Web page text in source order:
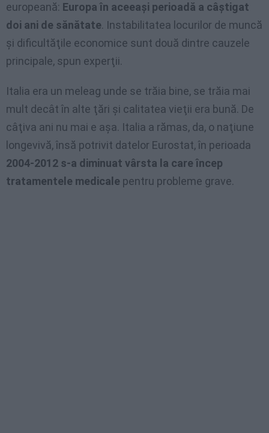
europeană: Europa în aceeaşi perioadă a câştigat
doi ani de sănătate. Instabilitatea locurilor de muncă
şi dificultăţile economice sunt două dintre cauzele
principale, spun experţii.
Italia era un meleag unde se trăia bine, se trăia mai
mult decât în alte ţări şi calitatea vieţii era bună. De
câţiva ani nu mai e aşa. Italia a rămas, da, o naţiune
longevivă, însă potrivit datelor Eurostat, în perioada
2004-2012 s-a diminuat vârsta la care încep
tratamentele medicale pentru probleme grave.